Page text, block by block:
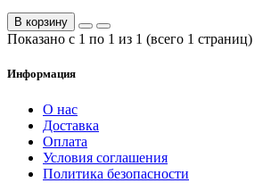
В корзину
Показано с 1 по 1 из 1 (всего 1 страниц)
Информация
О нас
Доставка
Оплата
Условия соглашения
Политика безопасности